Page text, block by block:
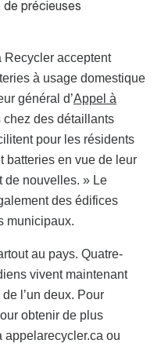
précieuses
Recycler acceptent
à usage domestique
général d’Appel à
chez des détaillants
pour les résidents
batteries en vue de leur
de nouvelles. » Le
des édifices
municipaux.
au pays. Quatre-
vivent maintenant
l’un deux. Pour
obtenir de plus
appelarecycler.ca ou